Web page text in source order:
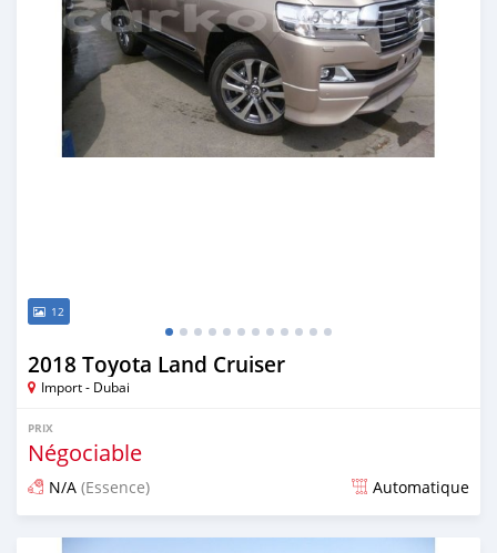
12
2018 Toyota Land Cruiser
Import - Dubai
PRIX
Négociable
N/A (Essence) Automatique
Publié il y a presque 7 ans